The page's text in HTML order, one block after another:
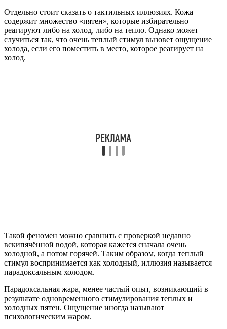
Отдельно стоит сказать о тактильных иллюзиях. Кожа
содержит множество «пятен», которые избирательно
реагируют либо на холод, либо на тепло. Однако может
случиться так, что очень теплый стимул вызовет ощущение
холода, если его поместить в место, которое реагирует на
холод.
Такой феномен можно сравнить с проверкой недавно
вскипячённой водой, которая кажется сначала очень
холодной, а потом горячей. Таким образом, когда теплый
стимул воспринимается как холодный, иллюзия называется
парадоксальным холодом.
Парадоксальная жара, менее частый опыт, возникающий в
результате одновременного стимулирования теплых и
холодных пятен. Ощущение иногда называют
психологическим жаром.